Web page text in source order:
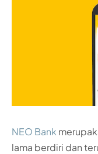
NEO Bank
lama berdiri dan